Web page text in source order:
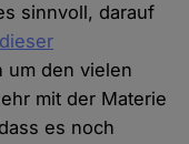
sinnvoll, darauf
um den vielen
mit der Materie
es noch